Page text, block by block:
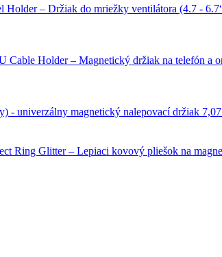
Holder – Držiak do mriežky ventilátora (4.7 -
Cable Holder – Magnetický držiak na telefón a
- univerzálny magnetický nalepovací držiak
Ring Glitter – Lepiaci kovový pliešok na